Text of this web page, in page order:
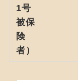
1号
被保
険
者）